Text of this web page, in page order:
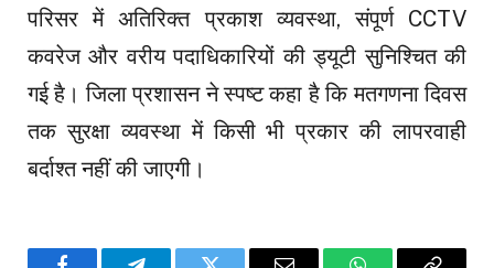
परिसर में अतिरिक्त प्रकाश व्यवस्था, संपूर्ण CCTV
कवरेज और वरीय पदाधिकारियों की ड्यूटी सुनिश्चित की
गई है। जिला प्रशासन ने स्पष्ट कहा है कि मतगणना दिवस
तक सुरक्षा व्यवस्था में किसी भी प्रकार की लापरवाही
बर्दाश्त नहीं की जाएगी।